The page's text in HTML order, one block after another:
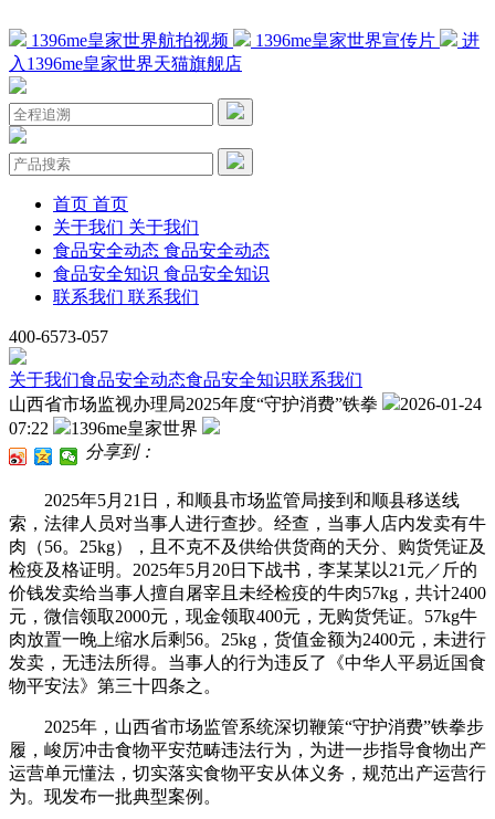
1396me皇家世界航拍视频 1396me皇家世界宣传片
进
入1396me皇家世界天猫旗舰店
首页 首页
关于我们 关于我们
食品安全动态 食品安全动态
食品安全知识 食品安全知识
联系我们 联系我们
400-6573-057
关于我们食品安全动态食品安全知识联系我们
山西省市场监视办理局2025年度“守护消费”铁拳
2026-01-24
07:22
1396me皇家世界
分享到：
2025年5月21日，和顺县市场监管局接到和顺县移送线
索，法律人员对当事人进行查抄。经查，当事人店内发卖有牛
肉（56。25kg），且不克不及供给供货商的天分、购货凭证及
检疫及格证明。2025年5月20日下战书，李某某以21元／斤的
价钱发卖给当事人擅自屠宰且未经检疫的牛肉57kg，共计2400
元，微信领取2000元，现金领取400元，无购货凭证。57kg牛
肉放置一晚上缩水后剩56。25kg，货值金额为2400元，未进行
发卖，无违法所得。当事人的行为违反了《中华人平易近国食
物平安法》第三十四条之。
2025年，山西省市场监管系统深切鞭策“守护消费”铁拳步
履，峻厉冲击食物平安范畴违法行为，为进一步指导食物出产
运营单元懂法，切实落实食物平安从体义务，规范出产运营行
为。现发布一批典型案例。